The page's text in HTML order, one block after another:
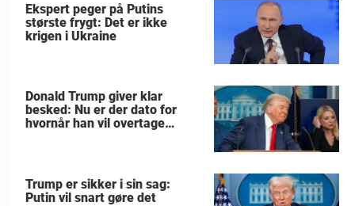
Ekspert peger på Putins
største frygt: Det er ikke
krigen i Ukraine
Donald Trump giver klar
besked: Nu er der dato for
hvornår han vil overtage
Trump er sikker i sin sag:
Putin vil snart gøre det